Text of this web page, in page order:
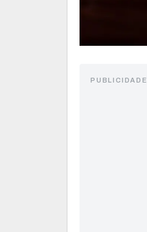
PUBLICIDADE